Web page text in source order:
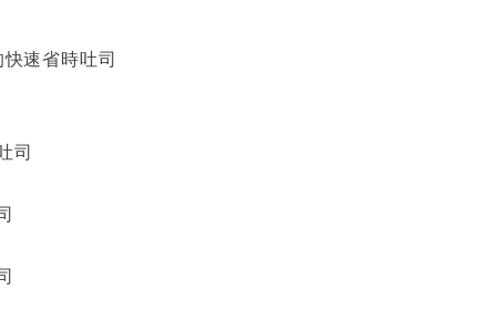
速省時吐司
司